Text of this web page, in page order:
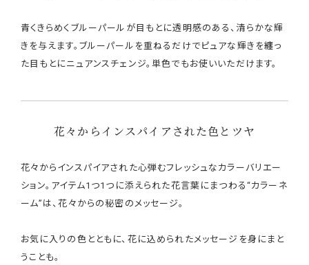
青くきらめくブルーパールが目もとに透明感のある、清らかな輝
きを与えます。ブルーパールを重ねるだけでピュアな輝きを纏っ
た目もとにニュアンスチェンジ。単色でもお使いいただけます。
花々からインスパイアされた色とツヤ
花々からインスパイアされた心弾むフレッシュなカラーバリエー
ション。アイテム1つ1つに添えられた花言葉にまつわる“カラーネ
ーム”は、花々からの秘密のメッセージ。
お気に入りの色とともに、花に込められたメッセージを身にまと
うことも。